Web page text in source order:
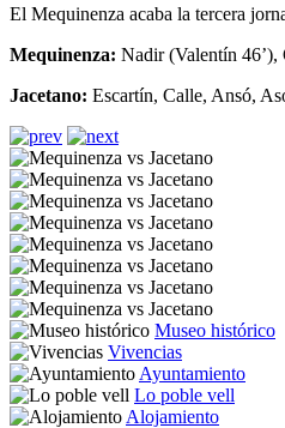
El Mequinenza acaba la tercera
Mequinenza: Nadir (Valentín
Jacetano: Escartín, Calle, Ansó,
Museo histórico
Vivencias
Ayuntamiento
Lo poble vell
Alojamiento